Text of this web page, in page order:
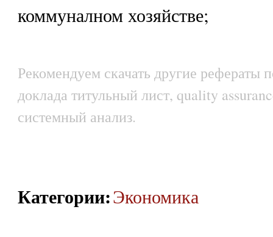
коммуналном хозяйстве;
Рекомендуем скачать другие рефераты
доклада титульный лист, quality
системный анализ.
Категории:Экономика